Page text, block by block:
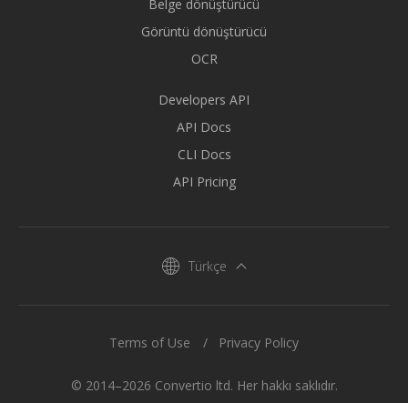
Belge dönüştürücü
Görüntü dönüştürücü
OCR
Developers API
API Docs
CLI Docs
API Pricing
Türkçe
© 2014–2026 Convertio ltd. Her hakkı saklıdır.
Terms of Use Privacy Policy